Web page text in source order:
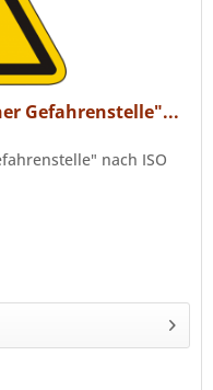
Gefahrenstelle"...
nach ISO